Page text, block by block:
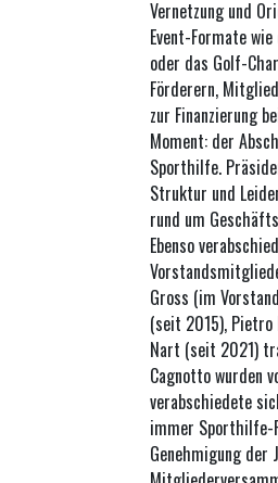
Vernetzung und
Event-Formate
oder das Golf-
Förderern,
zur Finanzierung
Moment: der
Sporthilfe.
Struktur und
rund um
Ebenso
Gross (im
(seit 2015),
Nart (seit 2021)
Cagnotto wurden
verabschiedete
immer Sporthilfe-
Genehmigung der